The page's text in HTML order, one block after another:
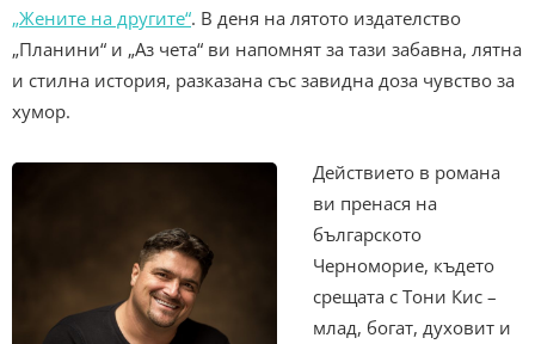
„Жените на другите“. В деня на лятото издателство
„Планини“ и „Аз чета“ ви напомнят за тази забавна, лятна
и стилна история, разказана със завидна доза чувство за
хумор.
Действието в романа
ви пренася на
българското
Черноморие, където
срещата с Тони Кис –
млад, богат, духовит и